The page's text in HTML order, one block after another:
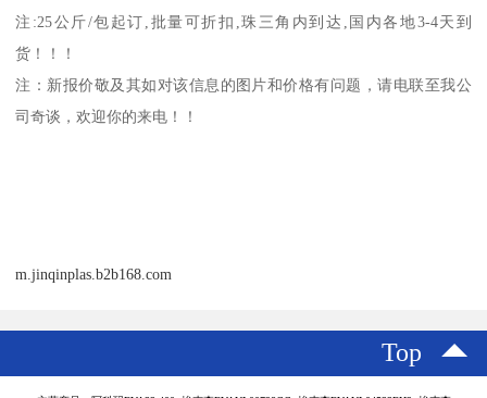
注 :25公斤/包起订 批量可折扣 珠三角内到达 国内各地3-4天到
货！！！
注：新报价敬及其如对该信息的图片和价格有问题，请电联至我公
司奇谈，欢迎你的来电！！
m.jinqinplas.b2b168.com
Top